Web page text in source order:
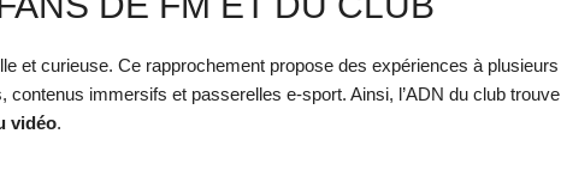
et curieuse. Ce rapprochement propose des expériences à plusieurs
immersifs et passerelles e-sport. Ainsi, l’ADN du club trouve
vidéo.